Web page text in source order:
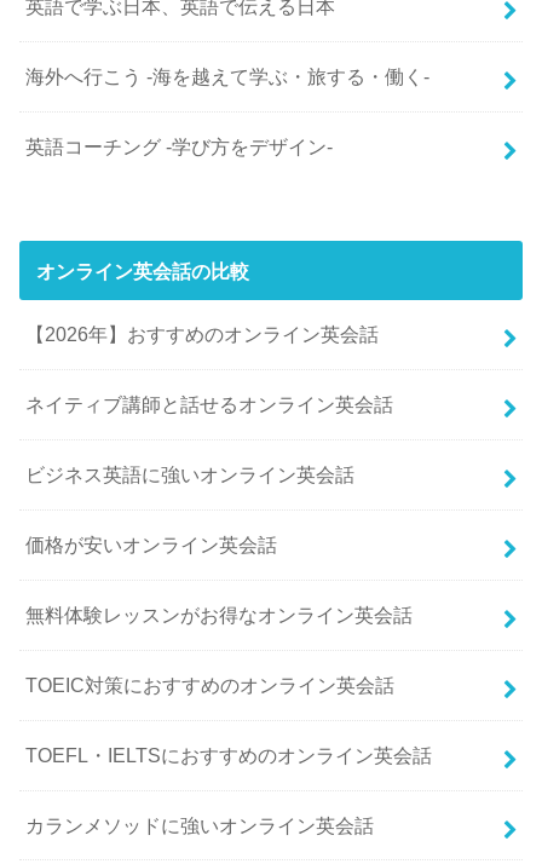
英語で学ぶ日本、英語で伝える日本
海外へ行こう -海を越えて学ぶ・旅する・働く-
英語コーチング -学び方をデザイン-
オンライン英会話の比較
【2026年】おすすめのオンライン英会話
ネイティブ講師と話せるオンライン英会話
ビジネス英語に強いオンライン英会話
価格が安いオンライン英会話
無料体験レッスンがお得なオンライン英会話
TOEIC対策におすすめのオンライン英会話
TOEFL・IELTSにおすすめのオンライン英会話
カランメソッドに強いオンライン英会話